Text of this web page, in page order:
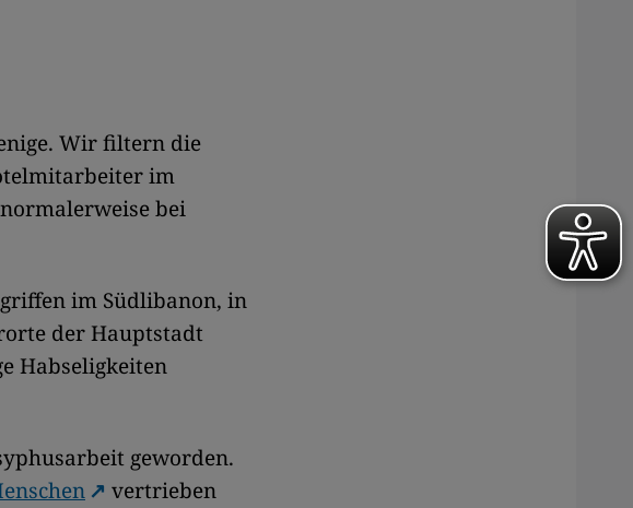
Wir filtern die
im
bei
im Südlibanon, in
der Hauptstadt
Habseligkeiten
geworden.
vertrieben